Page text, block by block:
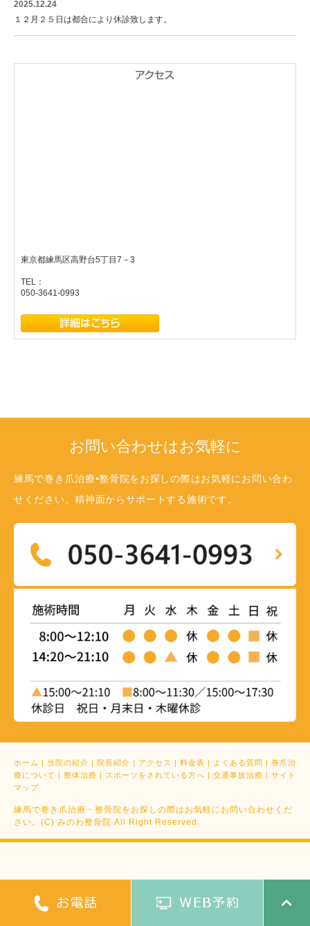
2025.12.24
１２月２５日は都合により休診致します。
東京都練馬区高野台5丁目7－3
TEL：
050-3641-0993
お問い合わせはお気軽に
練馬で巻き爪治療•整骨院をお探しの際はお気軽にお問い合わ
せください。精神面からサポートする施術です。
ホーム | 当院の紹介 | 院長紹介 | アクセス | 料金表 | よくある質問 | 巻爪治
療について | 整体治療 | スポーツをされている方へ | 交通事故治療 | サイト
マップ
練馬で巻き爪治療・整骨院をお探しの際はお気軽にお問い合わせくだ
さい。(C) みのわ整骨院 All Right Reserved.